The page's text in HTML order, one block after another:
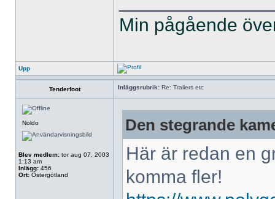
Min pågående
Upp
Tenderfoot Inläggsrubrik: Re: Trailers etc
Noldo
Blev medlem: tor aug 07, 2003
1:13 am
Inlägg: 456
Ort: Östergötland
Den stegrande
Här är redan en
komma fler!